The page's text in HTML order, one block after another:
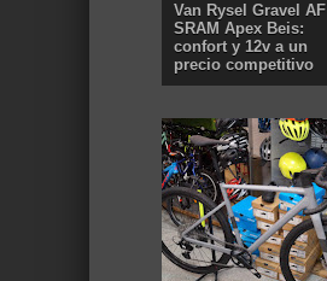
Van Rysel Gravel AF
SRAM Apex Beis:
confort y 12v a un
precio competitivo